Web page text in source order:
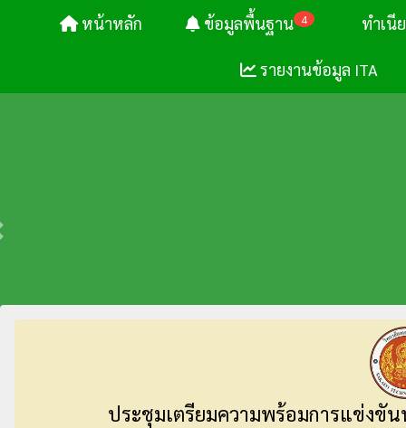
หน้าหลัก 4
ข้อมูลพื้นฐาน ทำเนี
รายงานข้อมูล ITA
ประชุมเตรียมความพร้อมการแข่งขั